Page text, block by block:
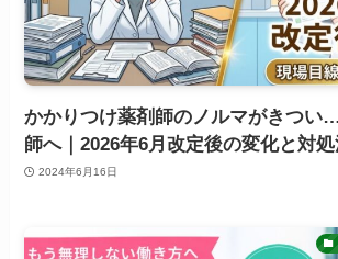
かかりつけ薬剤師のノルマがきつい
師へ｜2026年6月改定後の変化と対
2024年6月16日